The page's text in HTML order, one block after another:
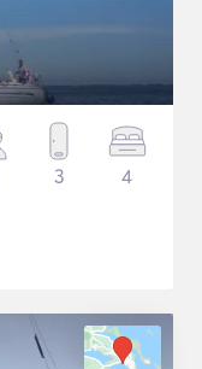
3 4